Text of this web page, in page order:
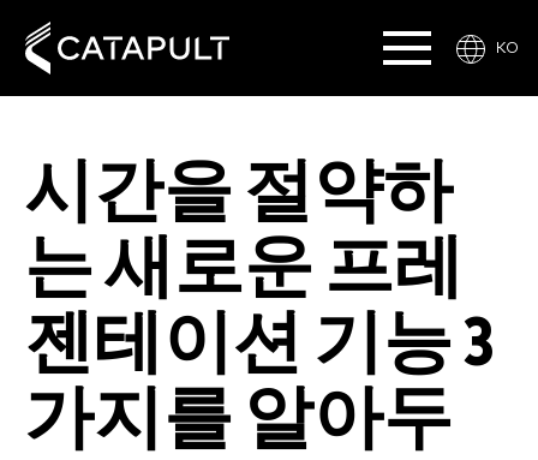
KO
시간을 절약하
는 새로운 프레
젠테이션 기능 3
가지를 알아두